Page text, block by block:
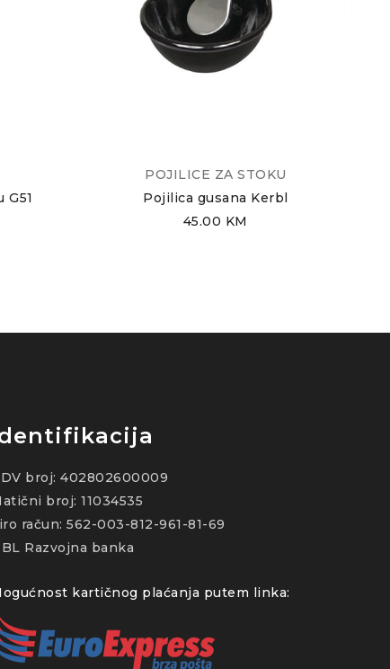
POJILICE ZA STOKU
Pojilica gusana Kerbl
45.00 KM
broj: 402802600009
broj: 11034535
račun: 562-003-812-961-81-69
Razvojna banka
kartičnog plaćanja putem linka: